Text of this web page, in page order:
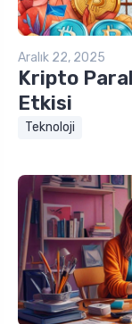
Aralık 22, 2025
Kripto
Etkisi
Teknoloji